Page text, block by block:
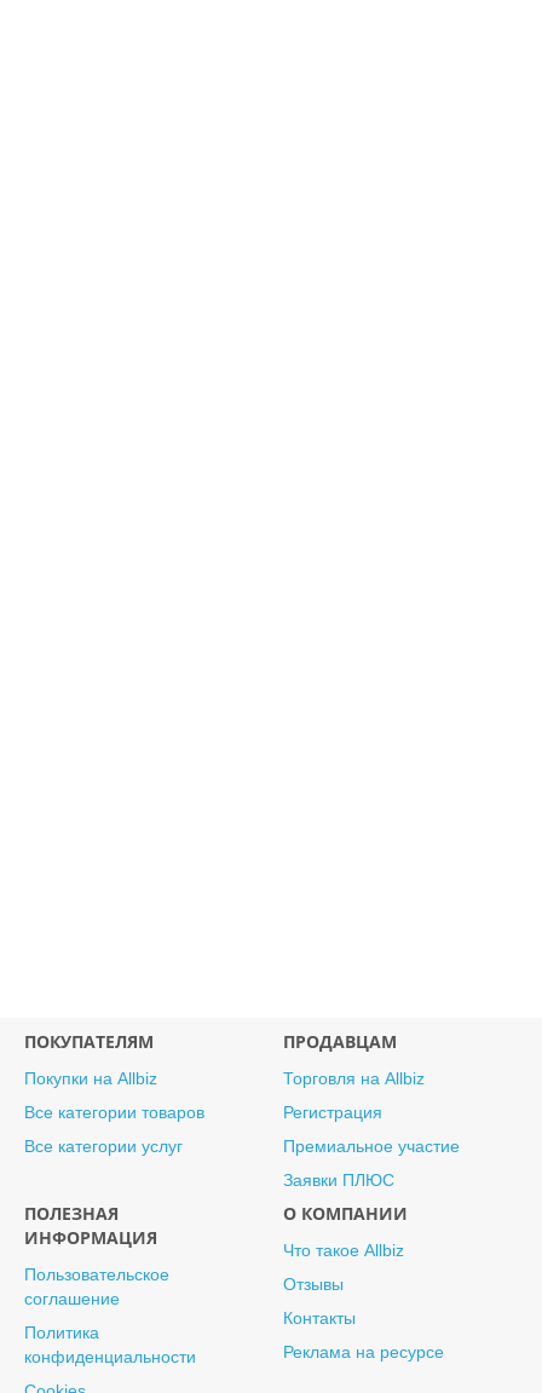
ПОКУПАТЕЛЯМ
Покупки на Allbiz
Все категории товаров
Все категории услуг
ПРОДАВЦАМ
Торговля на Allbiz
Регистрация
Премиальное участие
Заявки ПЛЮС
ПОЛЕЗНАЯ
ИНФОРМАЦИЯ
Пользовательское
соглашение
Политика
конфиденциальности
О КОМПАНИИ
Что такое Allbiz
Отзывы
Контакты
Реклама на ресурсе